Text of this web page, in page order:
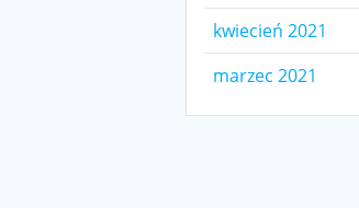
kwiecień 2021
marzec 2021